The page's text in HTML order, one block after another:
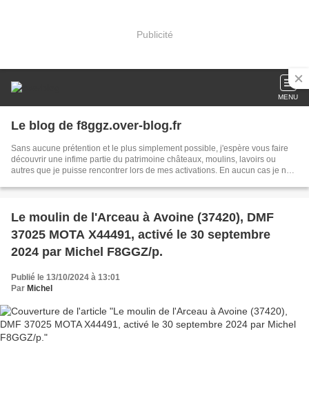
Publicité
MENU
Le blog de f8ggz.over-blog.fr
Sans aucune prétention et le plus simplement possible, j'espère vous faire
découvrir une infime partie du patrimoine châteaux, moulins, lavoirs ou
autres que je puisse rencontrer lors de mes activations. En aucun cas je ne
par la voie des ondes, par mon blog, grâce à tous les renseignements
pas laisser notre patrimoine tomber dans l'oubli. Si vous êtes propriétaire
d'un moulin ou d'un château et que vous désiriez le voir activé et figuré dans
mon blog, où que vous soyez en France, dites le moi, ce sera un but durant
mes vacances, merci.
Le moulin de l'Arceau à Avoine (37420), DMF
37025 MOTA X44491, activé le 30 septembre
2024 par Michel F8GGZ/p.
Publié le 13/10/2024 à 13:01
Par Michel